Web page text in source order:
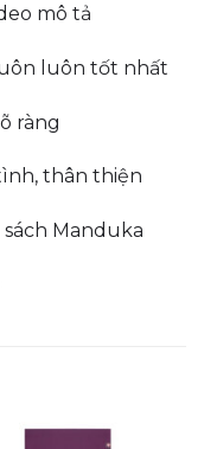
mô tả
luôn tốt nhất
ràng
thân thiện
Manduka